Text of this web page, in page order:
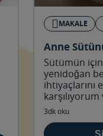
MAKALE
Anne
Sütümün
yenidoğan
ihtiyaçlarını
geçtikçe ve
3dk oku